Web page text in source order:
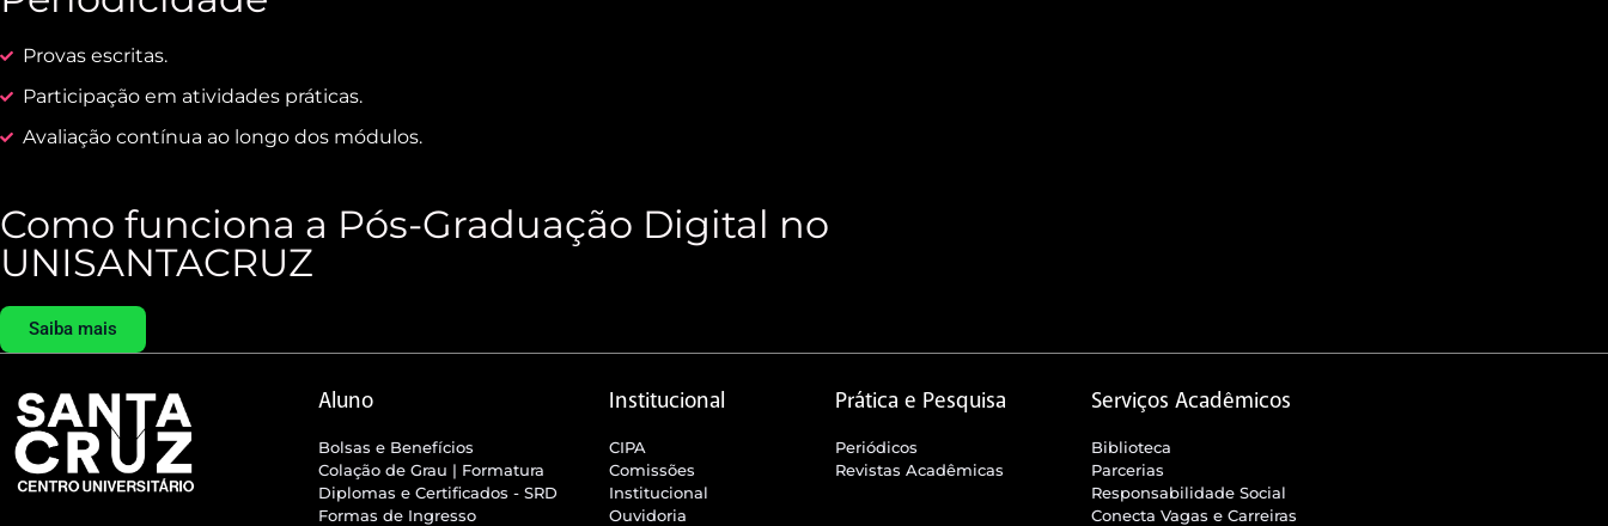
Provas escritas.
Participação em atividades práticas.
Avaliação contínua ao longo dos módulos.
Como funciona a Pós-Graduação Digital no
UNISANTACRUZ
Saiba mais
Aluno
Bolsas e Benefícios
Colação de Grau | Formatura
Diplomas e Certificados - SRD
Formas de Ingresso
Institucional
CIPA
Comissões
Institucional
Ouvidoria
Prática e Pesquisa
Periódicos
Revistas Acadêmicas
Serviços Acadêmicos
Biblioteca
Parcerias
Responsabilidade Social
Conecta Vagas e Carreiras